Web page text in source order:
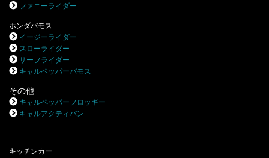
ファニーライダー
ホンダバモス
イージーライダー
スローライダー
サーフライダー
キャルペッパーバモス
その他
キャルペッパーフロッギー
キャルアクティバン
キッチンカー